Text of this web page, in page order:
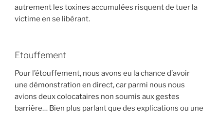
autrement les toxines accumulées risquent de tuer la
victime en se libérant.
Etouffement
Pour l’étouffement, nous avons eu la chance d’avoir
une démonstration en direct, car parmi nous nous
avions deux colocataires non soumis aux gestes
barrière… Bien plus parlant que des explications ou une